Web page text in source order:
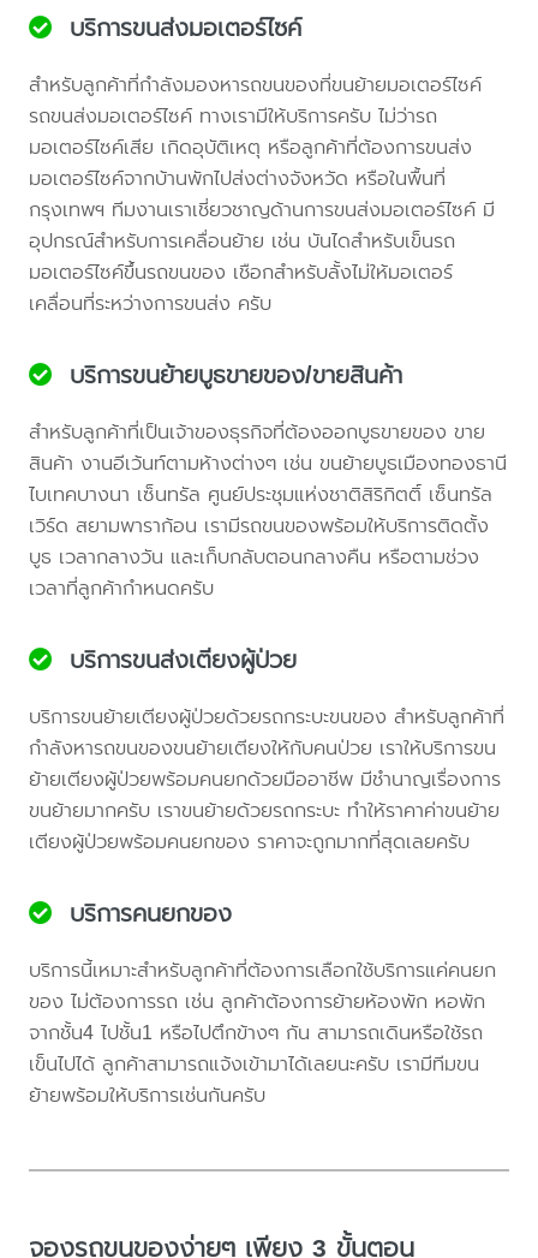
บริการขนส่งมอเตอร์ไซค์
สำหรับลูกค้าที่กำลังมองหารถขนของที่ขนย้ายมอเตอร์ไซค์
รถขนส่งมอเตอร์ไซค์ ทางเรามีให้บริการครับ ไม่ว่ารถ
มอเตอร์ไซค์เสีย เกิดอุบัติเหตุ หรือลูกค้าที่ต้องการขนส่ง
มอเตอร์ไซค์จากบ้านพักไปส่งต่างจังหวัด หรือในพื้นที่
กรุงเทพฯ ทีมงานเราเชี่ยวชาญด้านการขนส่งมอเตอร์ไซค์ มี
อุปกรณ์สำหรับการเคลื่อนย้าย เช่น บันไดสำหรับเข็นรถ
มอเตอร์ไซค์ขึ้นรถขนของ เชือกสำหรับลั้งไม่ให้มอเตอร์
เคลื่อนที่ระหว่างการขนส่ง ครับ
บริการขนย้ายบูธขายของ/ขายสินค้า
สำหรับลูกค้าที่เป็นเจ้าของธุรกิจที่ต้องออกบูธขายของ ขาย
สินค้า งานอีเว้นท์ตามห้างต่างๆ เช่น ขนย้ายบูธเมืองทองธานี
ไบเทคบางนา เซ็นทรัล ศูนย์ประชุมแห่งชาติสิริกิตติ์ เซ็นทรัล
เวิร์ด สยามพาราก้อน เรามีรถขนของพร้อมให้บริการติดตั้ง
บูธ เวลากลางวัน และเก็บกลับตอนกลางคืน หรือตามช่วง
เวลาที่ลูกค้ากำหนดครับ
บริการขนส่งเตียงผู้ป่วย
บริการขนย้ายเตียงผู้ป่วยด้วยรถกระบะขนของ สำหรับลูกค้าที่
กำลังหารถขนของขนย้ายเตียงให้กับคนป่วย เราให้บริการขน
ย้ายเตียงผู้ป่วยพร้อมคนยกด้วยมืออาชีพ มีชำนาญเรื่องการ
ขนย้ายมากครับ เราขนย้ายด้วยรถกระบะ ทำให้ราคาค่าขนย้าย
เตียงผู้ป่วยพร้อมคนยกของ ราคาจะถูกมากที่สุดเลยครับ
บริการคนยกของ
บริการนี้เหมาะสำหรับลูกค้าที่ต้องการเลือกใช้บริการแค่คนยก
ของ ไม่ต้องการรถ เช่น ลูกค้าต้องการย้ายห้องพัก หอพัก
จากชั้น4 ไปชั้น1 หรือไปตึกข้างๆ กัน สามารถเดินหรือใช้รถ
เข็นไปได้ ลูกค้าสามารถแจ้งเข้ามาได้เลยนะครับ เรามีทีมขน
ย้ายพร้อมให้บริการเช่นกันครับ
จองรถขนของง่ายๆ เพียง 3 ขั้นตอน